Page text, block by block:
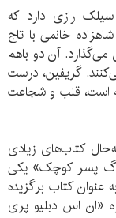
رازی دارد که
خانمی با تاج
می‌گذارد. آن دو باهم
گريفين، درست
است، قلب و شجاعت
کتاب‌های زیادی
پسر کوچک» یکی
عنوان کتاب برگزیده
«ان اس دبلیو پری